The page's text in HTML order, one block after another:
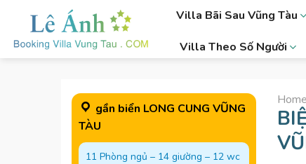
content
Villa Bãi Sau Vũng Tàu
Villa Theo Số Người
gần biển LONG CUNG VŨNG
TÀU
11 Phòng ngủ – 14 giường – 12 wc
Home